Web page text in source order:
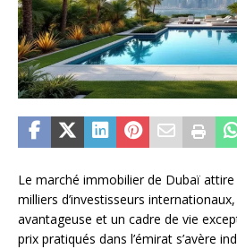
Le marché immobilier de Dubaï attire
milliers d’investisseurs
avantageuse et un cadre de vie
prix pratiqués dans l’émirat s’avère